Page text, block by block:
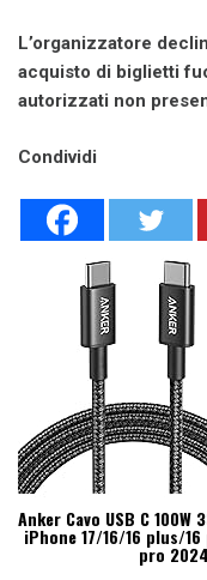
L’organizzatore
acquisto di biglietti
autorizzati non
Condividi
Anker Cavo USB C
iPhone 17/16/16 plus/
pro